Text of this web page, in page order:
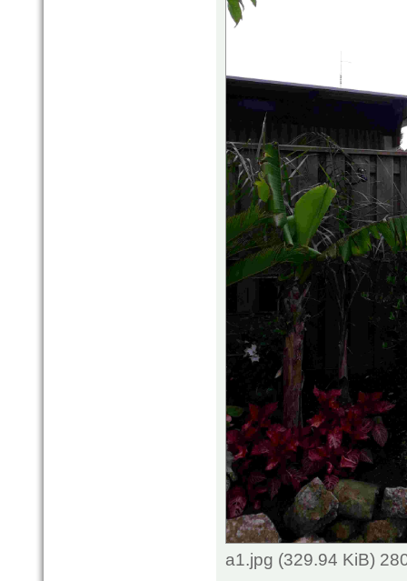
a1.jpg (329.94 KiB)